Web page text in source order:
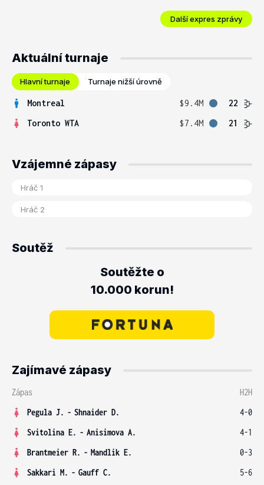
Další expres zprávy
Aktuální turnaje
Hlavní turnaje Turnaje nižší úrovně
Montreal $9.4M
22
Toronto WTA
$7.4M 21
Vzájemné zápasy
Soutěž
Soutěžte o
10.000 korun!
Zajímavé zápasy
Zápas
H2H
Pegula J. - Shnaider D.
4-0
Svitolina E. - Anisimova A.
4-1
Brantmeier R. - Mandlik E.
0-3
Sakkari M. - Gauff C.
5-6